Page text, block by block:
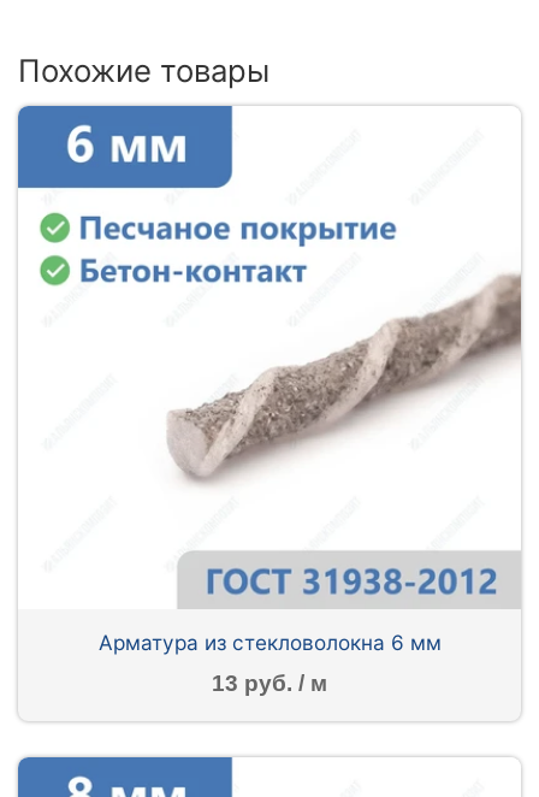
Похожие товары
Арматура из стекловолокна 6 мм
13 руб. / м